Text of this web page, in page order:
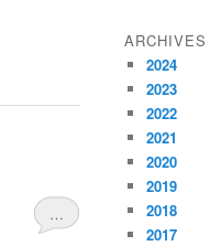
…
ARCHIVES
2024
2023
2022
2021
2020
2019
2018
2017